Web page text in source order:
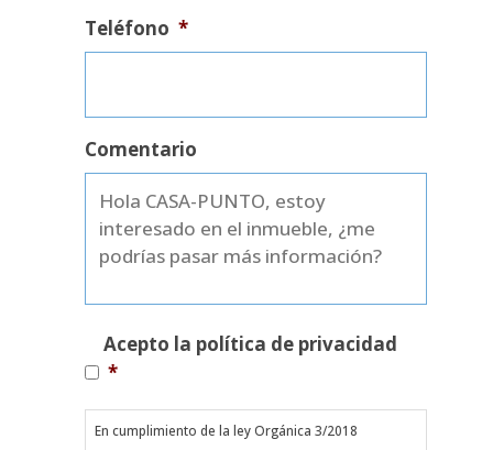
Teléfono *
Comentario
Política
de
Acepto la política de privacidad
*
En cumplimiento de la ley Orgánica 3/2018